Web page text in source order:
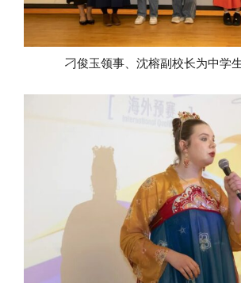
刁俊玉领事、沈榕副校长为中学